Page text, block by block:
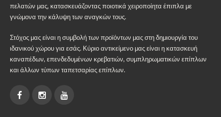
πελατών μας, κατασκευάζοντας ποιοτικά χειροποίητα έπιπλα με
γνώμονα την κάλυψη των αναγκών τους.
Στόχος μας είναι η συμβολή των προϊόντων μας στη δημιουργία του
ιδανικού χώρου για εσάς. Κύριο αντικείμενο μας είναι η κατασκευή
καναπέδων, επενδεδυμένων κρεβατιών, συμπληρωματικών επίπλων
και άλλων τύπων ταπετσαρίας επίπλων.